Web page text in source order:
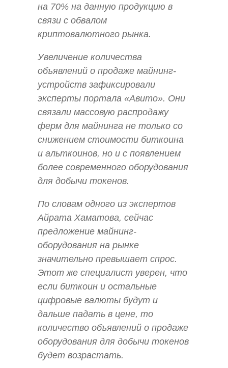
на 70% на данную продукцию в
связи с обвалом
криптовалютного рынка.
Увеличение количества
объявлений о продаже майнинг-
устройств зафиксировали
эксперты портала «Авито». Они
связали массовую распродажу
ферм для майнинга не только со
снижением стоимости биткоина
и альткоинов, но и с появлением
более современного оборудования
для добычи токенов.
По словам одного из экспертов
Айрата Хаматова, сейчас
предложение майнинг-
оборудования на рынке
значительно превышает спрос.
Этот же специалист уверен, что
если биткоин и остальные
цифровые валюты будут и
дальше падать в цене, то
количество объявлений о продаже
оборудования для добычи токенов
будет возрастать.